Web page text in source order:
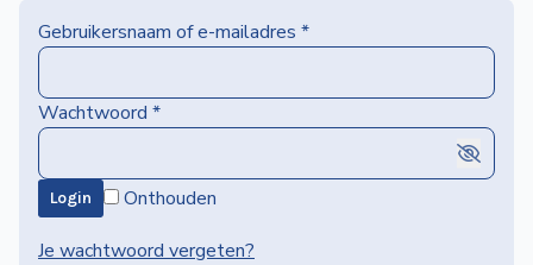
Excursies
Actueel
Ons
aanbod
Over
Gebruikersnaam of e-mailadres *
Wachtwoord *
Login
Onthouden
Je wachtwoord vergeten?